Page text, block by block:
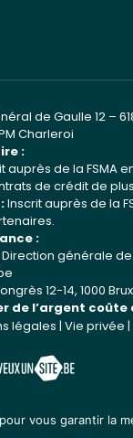
de Gaulle 12 –
Charleroi
:
auprès de la FSMA
de crédit de
Inscrit auprès de la
:
Direction générale de
12-14, 1000
de l’argent coûte
légales | Vie privée
vous garantir la